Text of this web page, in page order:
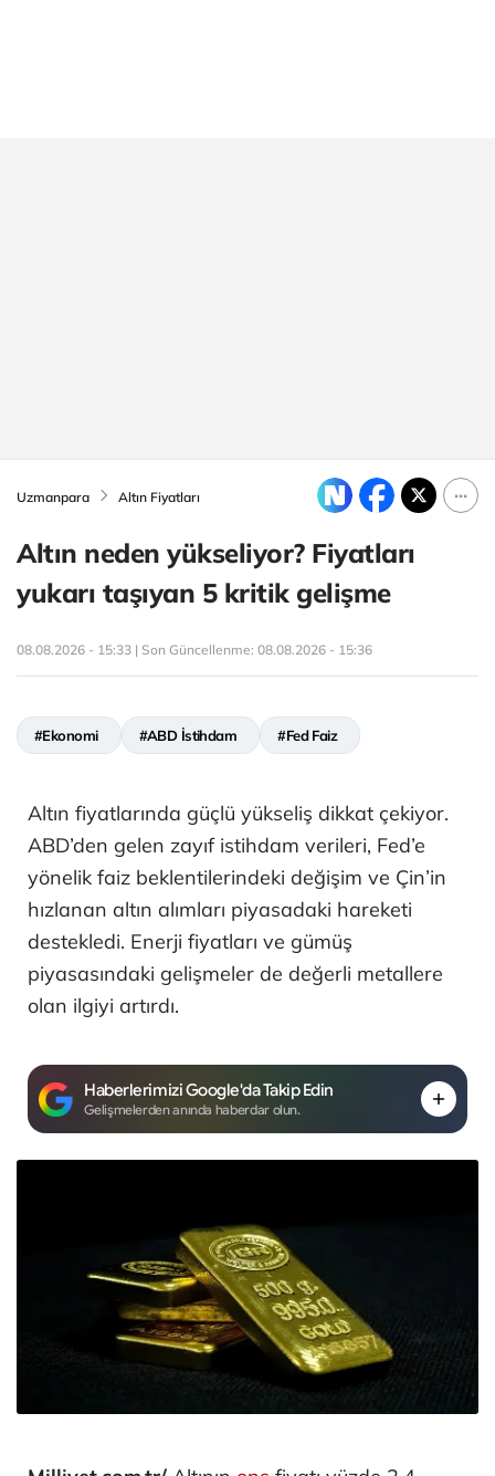
Uzmanpara Altın Fiyatları
Altın neden yükseliyor? Fiyatları
yukarı taşıyan 5 kritik gelişme
08.08.2026 - 15:33 | Son Güncellenme: 08.08.2026 - 15:36
#Ekonomi #ABD İstihdam #Fed Faiz
Altın fiyatlarında güçlü yükseliş dikkat çekiyor.
ABD’den gelen zayıf istihdam verileri, Fed’e
yönelik faiz beklentilerindeki değişim ve Çin’in
hızlanan altın alımları piyasadaki hareketi
destekledi. Enerji fiyatları ve gümüş
piyasasındaki gelişmeler de değerli metallere
olan ilgiyi artırdı.
Haberlerimizi Google'da Takip Edin
Gelişmelerden anında haberdar olun.